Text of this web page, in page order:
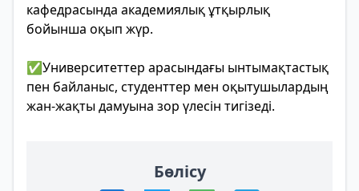
кафедрасында академиялық ұтқырлық
бойынша оқып жүр.
✅Университеттер арасындағы ынтымақтастық
пен байланыс, студенттер мен оқытушылардың
жан-жақты дамуына зор үлесін тигізеді.
Бөлісу